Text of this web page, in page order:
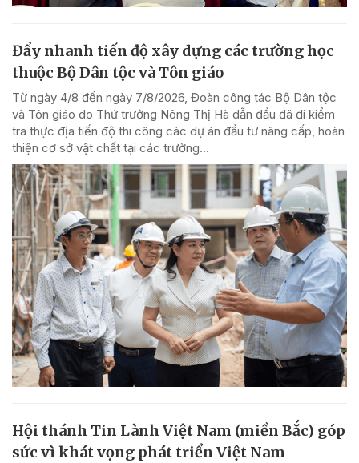
Đẩy nhanh tiến độ xây dựng các trường học
thuộc Bộ Dân tộc và Tôn giáo
Từ ngày 4/8 đến ngày 7/8/2026, Đoàn công tác Bộ Dân tộc
và Tôn giáo do Thứ trưởng Nông Thị Hà dẫn đầu đã đi kiểm
tra thực địa tiến độ thi công các dự án đầu tư nâng cấp, hoàn
thiện cơ sở vật chất tại các trường...
Hội thánh Tin Lành Việt Nam (miền Bắc) góp
sức vì khát vọng phát triển Việt Nam